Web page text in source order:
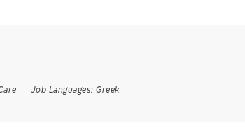
Job Languages: Greek